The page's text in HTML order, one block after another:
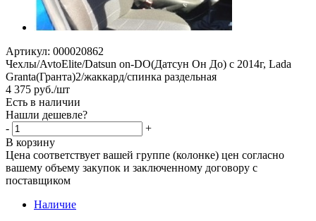
Артикул: 000020862
Чехлы/AvtoElite/Datsun on-DO(Датсун Он До) с 2014г, Lada
Granta(Гранта)2/жаккард/спинка раздельная
4 375 руб./шт
Есть в наличии
Нашли дешевле?
-
+
В корзину
Цена соответствует вашей группе (колонке) цен согласно
вашему объему закупок и заключенному договору с
поставщиком
Наличие